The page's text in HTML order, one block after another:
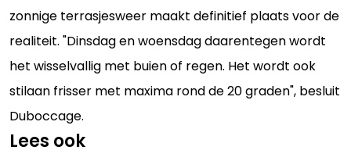
zonnige terrasjesweer maakt definitief plaats voor de
realiteit. "Dinsdag en woensdag daarentegen wordt
het wisselvallig met buien of regen. Het wordt ook
stilaan frisser met maxima rond de 20 graden", besluit
Duboccage.
Lees ook